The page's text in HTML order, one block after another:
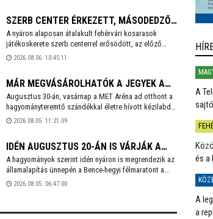
2026/2027-es évadban is Kaszap Tamás felel.
SZERB CENTER ÉRKEZETT, MÁSODEDZŐ
TÁVOZOTT – ALAKUL AZ ALBA
FEHÉRVÁR KERETE
A nyáron alaposan átalakult fehérvári kosarasok
játékoskerete szerb centerrel erősödött, az előző
idényben a francia másodosztályban kosárlabdázó
idényben másodedzőként segítette a csapat
munkáját.
2026.08.06. 10:45:11
MÁR MEGVÁSÁROLHATÓK A JEGYEK A
FEHÉRVÁRI KÉZILABDA SZUPERKUPÁRA
Augusztus 30-án, vasárnap a MET Aréna ad otthont a
hagyományteremtő szándékkal életre hívott kézilabda
szuperkupának. A hölgyeknél a Győri Audi ETO és a
felvonultató kézilabdaünnepre jegyek már kaphatók!
2026.08.05. 11:21:09
IDÉN AUGUSZTUS 20-ÁN IS VÁRJÁK A
FUTÁS KEDVELŐIT A BENCE-HEGYI
FÉLMARATONON
A hagyományok szerint idén nyáron is megrendezik az
államalapítás ünnepén a Bence-hegyi félmaratont a
Velencei-tónál. Az ingyenes közösségi futáson több
gazdagodhatnak.
2026.08.05. 06:47:00
A
és a
A
a